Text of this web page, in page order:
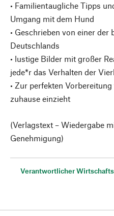
• Familientaugliche Tipps
Umgang mit dem Hund
• Geschrieben von einer
Deutschlands
• lustige Bilder mit großer
jede*r das Verhalten der
• Zur perfekten
zuhause einzieht
(Verlagstext – Wiedergabe
Genehmigung)
Verantwortlicher